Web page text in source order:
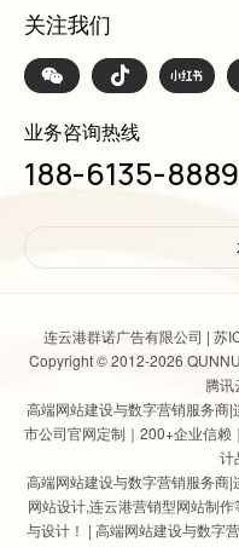
关注我们
业务咨询热线
188-6135-8889
连云港群诺广告有限公司 | 苏
Copyright © 2012-2026
腾讯
高端网站建设与数字营销服务商|
市公司官网定制｜200+企业信赖
计
高端网站建设与数字营销服务商|
网站设计,连云港营销型网站制
与设计！ | 高端网站建设与数字